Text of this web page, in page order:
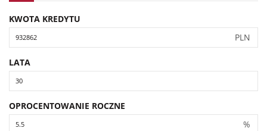
KWOTA KREDYTU
PLN
LATA
OPROCENTOWANIE ROCZNE
%